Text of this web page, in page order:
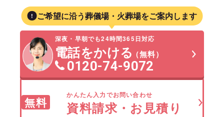
ご希望に沿う葬儀場・火葬場をご案内します
深夜・早朝でも24時間365日対応
電話をかける（無料）
0120-74-9072
無料
かんたん入力でお問い合わせ
資料請求・お見積り